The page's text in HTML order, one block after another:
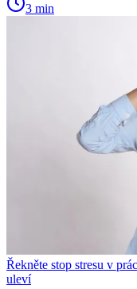
3 min
Řekněte stop stresu v
uleví